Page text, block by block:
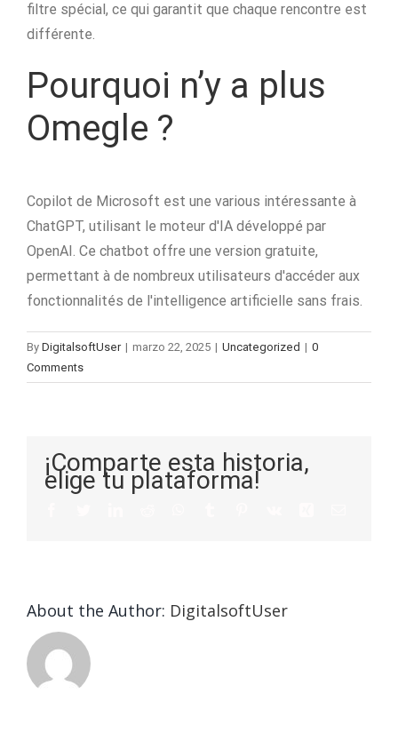
filtre spécial, ce qui garantit que chaque rencontre est
différente.
Pourquoi n’y a plus
Omegle ?
Copilot de Microsoft est une various intéressante à
ChatGPT, utilisant le moteur d'IA développé par
OpenAI. Ce chatbot offre une version gratuite,
permettant à de nombreux utilisateurs d'accéder aux
fonctionnalités de l'intelligence artificielle sans frais.
By DigitalsoftUser | marzo 22, 2025 | Uncategorized | 0
Comments
¡Comparte esta historia,
elige tu plataforma!
About the Author: DigitalsoftUser